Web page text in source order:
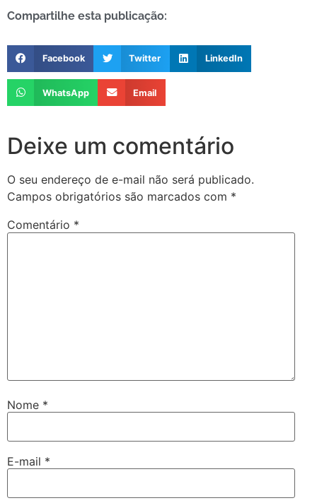
Compartilhe esta publicação:
Facebook Twitter LinkedIn
WhatsApp Email
Deixe um comentário
O seu endereço de e-mail não será publicado.
Campos obrigatórios são marcados com *
Comentário *
Nome *
E-mail *